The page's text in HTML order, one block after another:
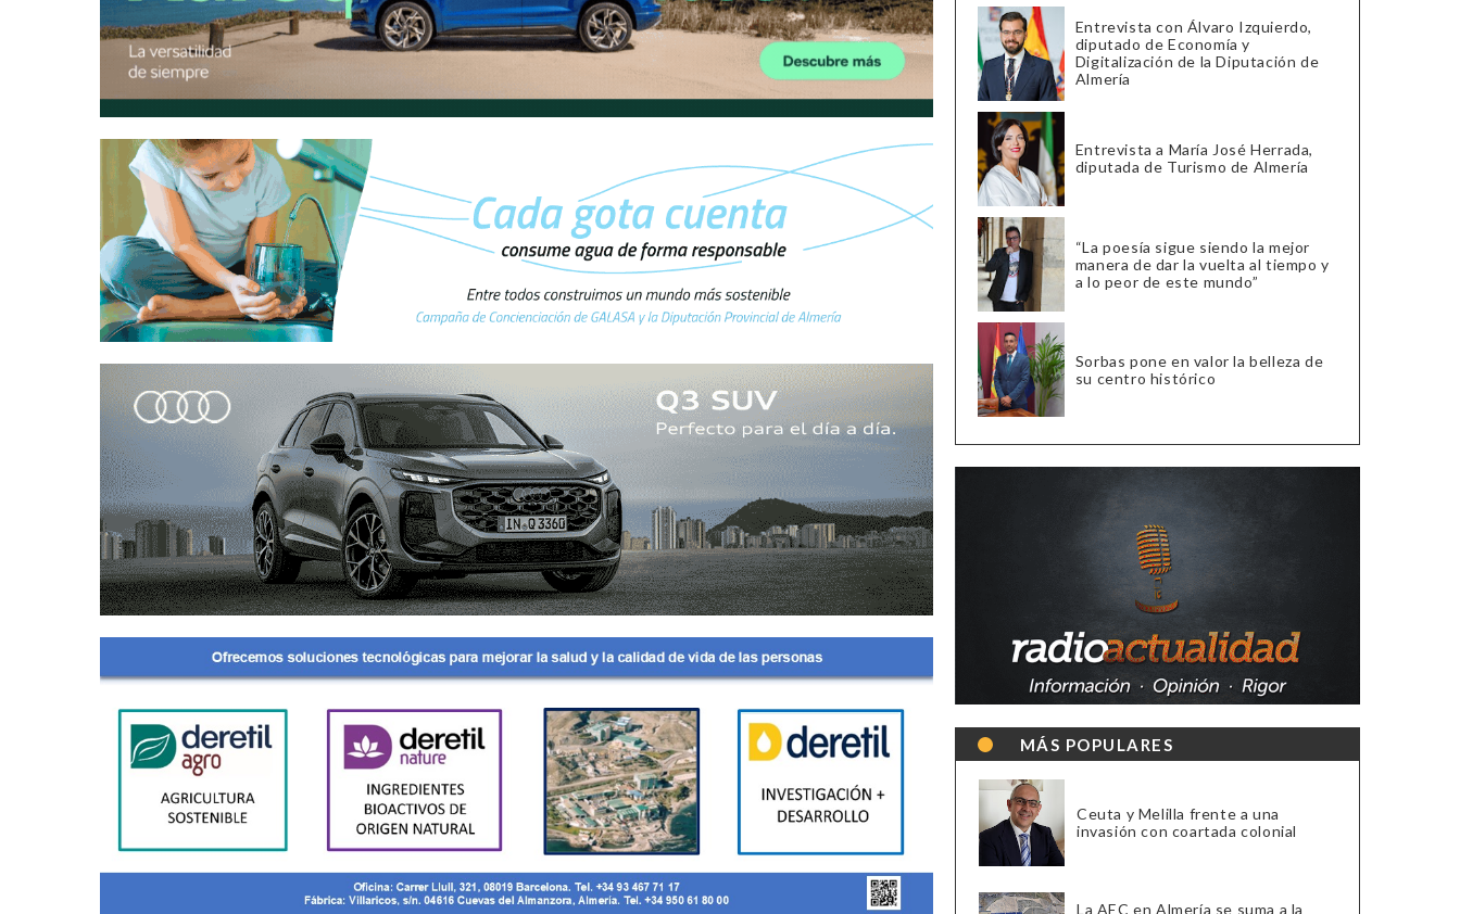
Entrevista con Álvaro Izquierdo,
diputado de Economía y
Digitalización de la Diputación de
Almería
Entrevista a María José Herrada,
diputada de Turismo de Almería
“La poesía sigue siendo la mejor
manera de dar la vuelta al tiempo y
a lo peor de este mundo”
Sorbas pone en valor la belleza de
su centro histórico
MÁS POPULARES
Ceuta y Melilla frente a una
invasión con coartada colonial
La AEC en Almería se suma a la